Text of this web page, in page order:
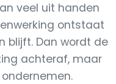
veel uit handen
ontstaat
blijft. Dan wordt de
achteraf, maar